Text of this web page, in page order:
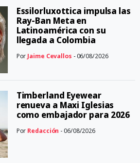
Essilorluxottica impulsa las
Ray-Ban Meta en
Latinoamérica con su
llegada a Colombia
Por Jaime Cevallos - 06/08/2026
Timberland Eyewear
renueva a Maxi Iglesias
como embajador para 2026
Por Redacción - 06/08/2026